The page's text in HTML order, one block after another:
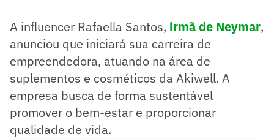
A influencer Rafaella Santos, irmã de Neymar,
anunciou que iniciará sua carreira de
empreendedora, atuando na área de
suplementos e cosméticos da Akiwell. A
empresa busca de forma sustentável
promover o bem-estar e proporcionar
qualidade de vida.